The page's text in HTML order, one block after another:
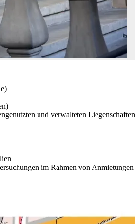
und verwalteten Liegenschaften
im Rahmen von Anmietungen